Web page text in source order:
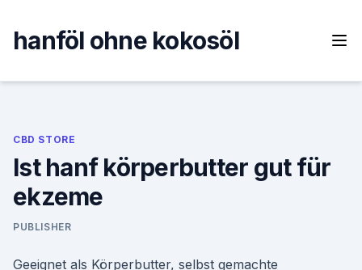
content
hanföl ohne kokosöl
CBD STORE
Ist hanf körperbutter gut für
ekzeme
PUBLISHER
Geeignet als Körperbutter, selbst gemachte